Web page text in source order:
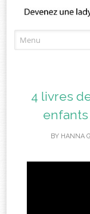
4 livres
BY HANNA